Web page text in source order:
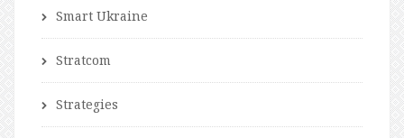
Smart Ukraine
Stratcom
Strategies